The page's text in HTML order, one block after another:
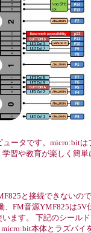
ータです。micro:bitは
習や教育が楽しく簡単
と接続できないの
、FM音源YMF825は5V
ます。 下記のシール
本体とラズパイ